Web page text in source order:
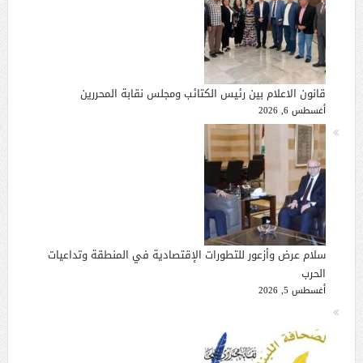
قانون الاعلام بين رئيس الكتائب ومجلس نقابة المحررين
أغسطس 6, 2026
سلام عرض وأزعور للتطورات الإقتصادية في المنطقة وتداعيات
الحرب
أغسطس 5, 2026